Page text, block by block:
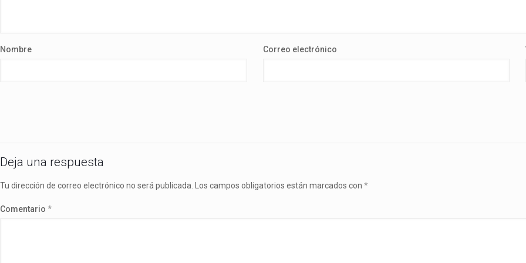
Nombre Correo electrónico
Deja una respuesta
Tu dirección de correo electrónico no será publicada. Los campos obligatorios están marcados con *
Comentario *